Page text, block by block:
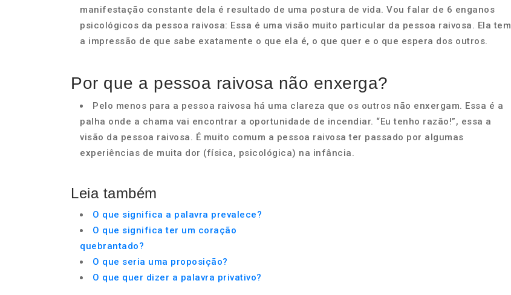
manifestação constante dela é resultado de uma postura de vida. Vou falar de 6 enganos
psicológicos da pessoa raivosa: Essa é uma visão muito particular da pessoa raivosa. Ela tem
a impressão de que sabe exatamente o que ela é, o que quer e o que espera dos outros.
Por que a pessoa raivosa não enxerga?
Pelo menos para a pessoa raivosa há uma clareza que os outros não enxergam. Essa é a
palha onde a chama vai encontrar a oportunidade de incendiar. “Eu tenho razão!”, essa a
visão da pessoa raivosa. É muito comum a pessoa raivosa ter passado por algumas
experiências de muita dor (física, psicológica) na infância.
Leia também
O que significa a palavra prevalece?
O que significa ter um coração
quebrantado?
O que seria uma proposição?
O que quer dizer a palavra privativo?